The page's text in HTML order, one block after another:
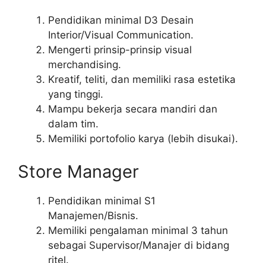
Pendidikan minimal D3 Desain
Interior/Visual Communication.
Mengerti prinsip-prinsip visual
merchandising.
Kreatif, teliti, dan memiliki rasa estetika
yang tinggi.
Mampu bekerja secara mandiri dan
dalam tim.
Memiliki portofolio karya (lebih disukai).
Store Manager
Pendidikan minimal S1
Manajemen/Bisnis.
Memiliki pengalaman minimal 3 tahun
sebagai Supervisor/Manajer di bidang
ritel.